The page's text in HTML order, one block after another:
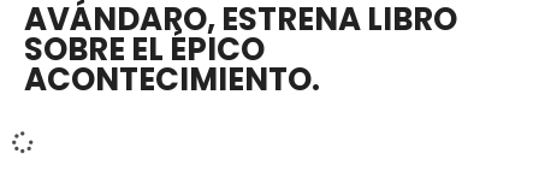
AVÁNDARO, ESTRENA LIBRO
SOBRE EL ÉPICO
ACONTECIMIENTO.